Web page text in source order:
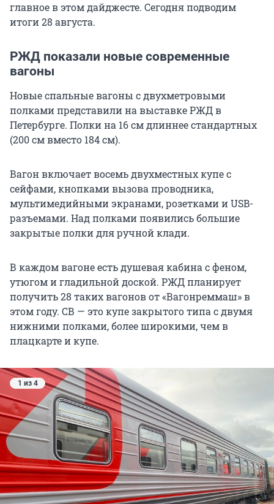
главное в этом дайджесте. Сегодня подводим
итоги 28 августа.
РЖД показали новые современные
вагоны
Новые спальные вагоны с двухметровыми
полками представили на выставке РЖД в
Петербурге. Полки на 16 см длиннее стандартных
(200 см вместо 184 см).
Вагон включает восемь двухместных купе с
сейфами, кнопками вызова проводника,
мультимедийными экранами, розетками и USB-
разъемами. Над полками появились большие
закрытые полки для ручной клади.
В каждом вагоне есть душевая кабина с феном,
утюгом и гладильной доской. РЖД планирует
получить 28 таких вагонов от «Вагонреммаш» в
этом году. СВ — это купе закрытого типа с двумя
нижними полками, более широкими, чем в
плацкарте и купе.
1 из 4